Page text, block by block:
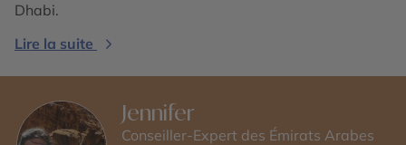
Dhabi.
Lire la suite
Jennifer
Conseiller-Expert des Émirats Arabes